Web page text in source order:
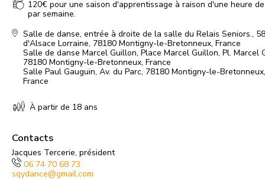
120€ pour une saison d'apprentissage à raison d'une heure
par semaine.
Salle de danse, entrée à droite de la salle du Relais Seniors.,
d'Alsace Lorraine, 78180 Montigny-le-Bretonneux, France
Salle de danse Marcel Guillon,Place Marcel Guillon, Pl. Marcel
78180 Montigny-le-Bretonneux, France
Salle Paul Gauguin, Av. du Parc, 78180 Montigny-le-
France
À partir de 18 ans
Contacts
Jacques Tercerie, président
06 74 70 68 73
sqydance@gmail.com